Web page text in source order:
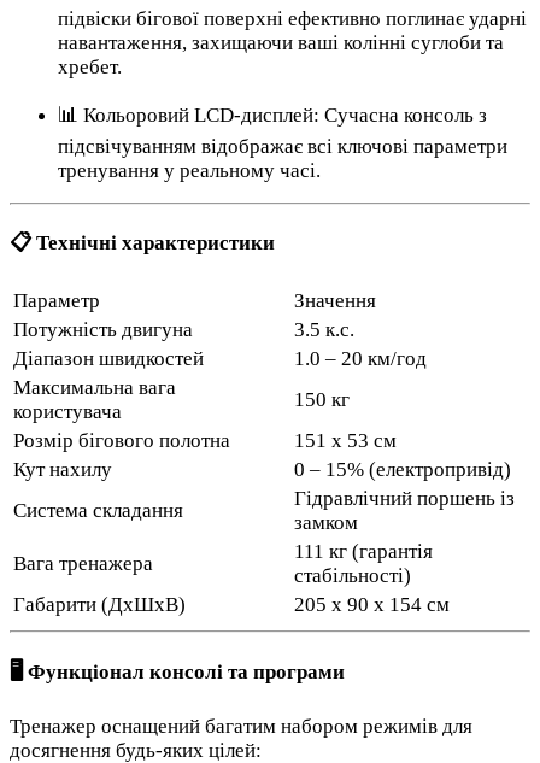
підвіски бігової поверхні ефективно поглинає ударні
навантаження, захищаючи ваші колінні суглоби та
хребет.
📊 Кольоровий LCD-дисплей: Сучасна консоль з
підсвічуванням відображає всі ключові параметри
тренування у реальному часі.
📋 Технічні характеристики
Параметр
Значення
Потужність двигуна
3.5 к.с.
Діапазон швидкостей
1.0 – 20 км/год
Максимальна вага
користувача
150 кг
Розмір бігового полотна
151 х 53 см
Кут нахилу
0 – 15% (електропривід)
Система складання
Гідравлічний поршень із
замком
Вага тренажера
111 кг (гарантія
стабільності)
Габарити (ДхШхВ)
205 х 90 х 154 см
🖥️ Функціонал консолі та програми
Тренажер оснащений багатим набором режимів для
досягнення будь-яких цілей: